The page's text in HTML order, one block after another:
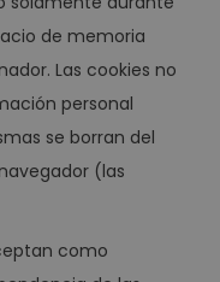
de memoria
Las cookies no
personal
se borran del
(las
como